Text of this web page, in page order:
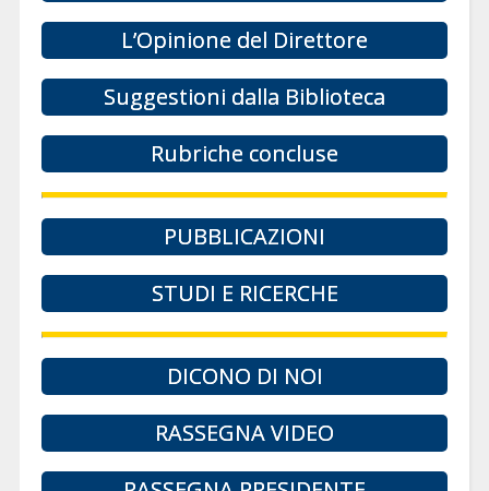
L’Opinione del Direttore
Suggestioni dalla Biblioteca
Rubriche concluse
PUBBLICAZIONI
STUDI E RICERCHE
DICONO DI NOI
RASSEGNA VIDEO